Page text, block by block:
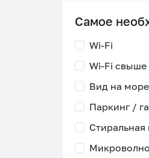
Самое
Wi-Fi
Wi-Fi
Вид на море
Паркинг /